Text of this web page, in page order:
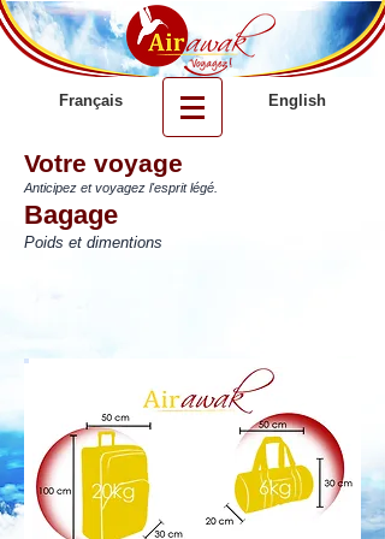
Français English
Votre voyage
Anticipez et voyagez l'esprit légé.
Bagage
Poids et dimentions